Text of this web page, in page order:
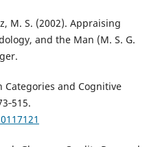
M. S. (2002). Appraising
and the Man (M. S. G.
Categories and Cognitive